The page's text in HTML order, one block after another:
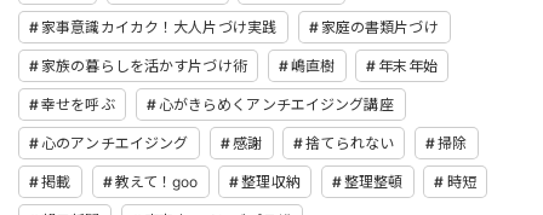
家事意識カイカク！大人片づけ実践 家庭の書類片づけ
家族の暮らしを活かす片づけ術 嶋直樹 年末年始
幸せを呼ぶ 心がきらめくアンチエイジング講座
心のアンチエイジング 感謝 捨てられない 掃除
掲載 教えて！goo 整理収納 整理整頓 時短